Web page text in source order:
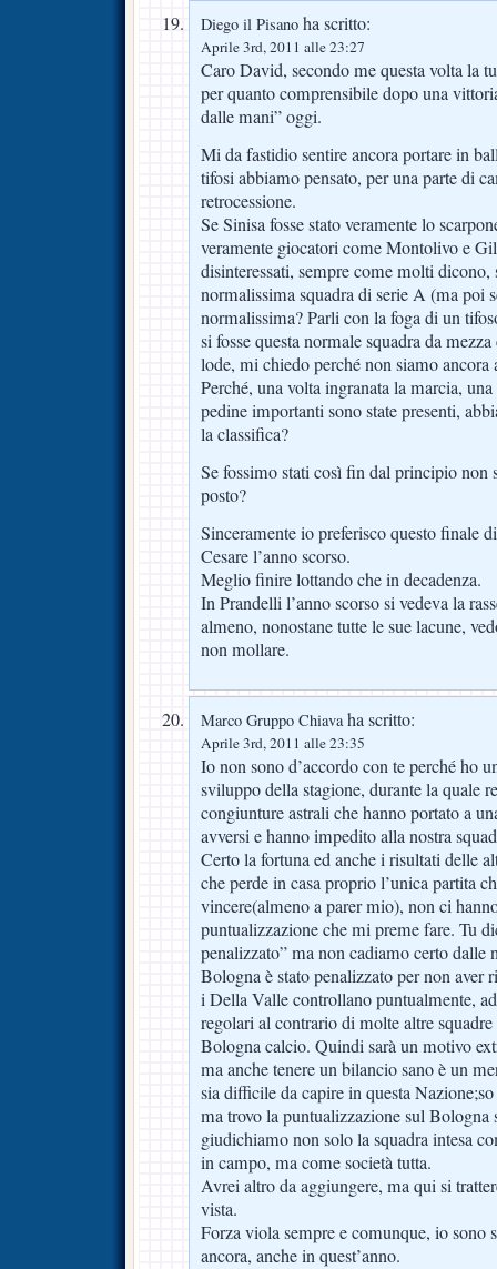
Diego il Pisano ha scritto:
Aprile 3rd, 2011 alle 23:27
Caro David, secondo me questa volta la
per quanto comprensibile dopo una
dalle mani” oggi.
Mi da fastidio sentire ancora portare in
tifosi abbiamo pensato, per una parte di
retrocessione.
Se Sinisa fosse stato veramente lo
veramente giocatori come Montolivo e
disinteressati, sempre come molti dicono,
normalissima squadra di serie A (ma poi
normalissima? Parli con la foga di un
si fosse questa normale squadra da
lode, mi chiedo perché non siamo ancora
Perché, una volta ingranata la marcia,
pedine importanti sono state presenti,
la classifica?
Se fossimo stati così fin dal principio non
posto?
Sinceramente io preferisco questo finale
Cesare l’anno scorso.
Meglio finire lottando che in decadenza.
In Prandelli l’anno scorso si vedeva la
almeno, nonostane tutte le sue lacune,
non mollare.
Marco Gruppo Chiavaha scritto:
Aprile 3rd, 2011 alle 23:35
Io non sono d’accordo con te perché ho
sviluppo della stagione, durante la quale
congiunture astrali che hanno portato a
avversi e hanno impedito alla nostra
Certo la fortuna ed anche i risultati delle
che perde in casa proprio l’unica partita
vincere(almeno a parer mio), non ci
puntualizzazione che mi preme fare. Tu
penalizzato” ma non cadiamo certo dalle
Bologna è stato penalizzato per non aver
i Della Valle controllano puntualmente,
regolari al contrario di molte altre
Bologna calcio. Quindi sarà un motivo
ma anche tenere un bilancio sano è un
sia difficile da capire in questa
ma trovo la puntualizzazione sul Bologna
giudichiamo non solo la squadra intesa
in campo, ma come società tutta.
Avrei altro da aggiungere, ma qui si
vista.
Forza viola sempre e comunque, io sono
ancora, anche in quest’anno.